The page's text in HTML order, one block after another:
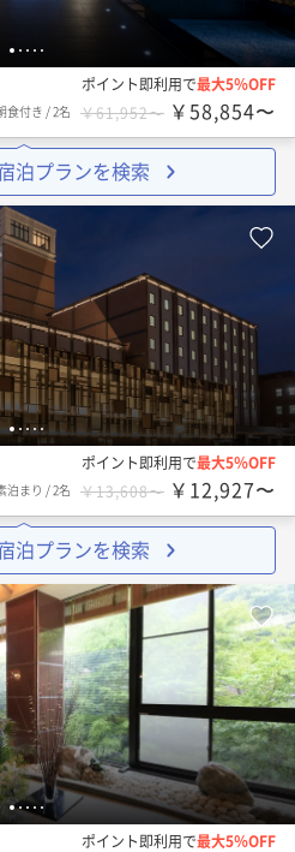
1 2 3 4 5
ポイント即利用で最大5％OFF
食付き /2名 ￥61,952〜 ￥58,854〜
泊プランを検索
12345
ポイント即利用で最大5％OFF
泊まり /2名 ￥13,608〜 ￥12,927〜
泊プランを検索
1234 5
ポイント即利用で最大5％OFF